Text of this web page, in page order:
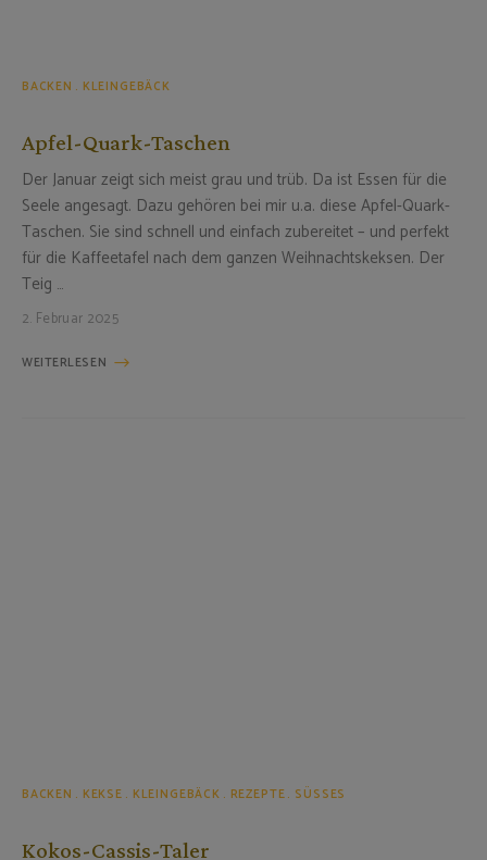
BACKEN KLEINGEBÄCK
Apfel-Quark-Taschen
Der Januar zeigt sich meist grau und trüb. Da ist Essen für die
Seele angesagt. Dazu gehören bei mir u.a. diese Apfel-Quark-
Taschen. Sie sind schnell und einfach zubereitet – und perfekt
für die Kaffeetafel nach dem ganzen Weihnachtskeksen. Der
Teig …
2. Februar 2025
WEITERLESEN
BACKEN KEKSE KLEINGEBÄCK REZEPTE SÜSSES
Kokos-Cassis-Taler